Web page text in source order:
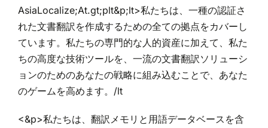
AsiaLocalize;At.gt;plt&p;lt>私たちは、一種の認証さ
れた文書翻訳を作成するための全ての拠点をカバーし
ています。私たちの専門的な人的資産に加えて、私た
ちの高度な技術ツールを、一流の文書翻訳ソリューシ
ョンのためのあなたの戦略に組み込むことで、あなた
のゲームを高めます。/lt
<&p>私たちは、翻訳メモリと用語データベースを含